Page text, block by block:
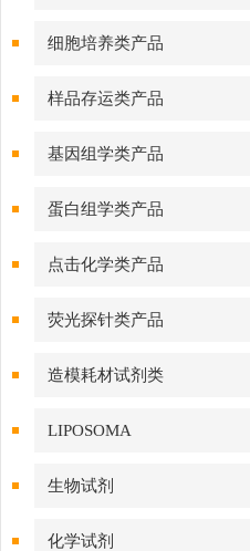
细胞培养类产品
样品存运类产品
基因组学类产品
蛋白组学类产品
点击化学类产品
荧光探针类产品
造模耗材试剂类
LIPOSOMA
生物试剂
化学试剂